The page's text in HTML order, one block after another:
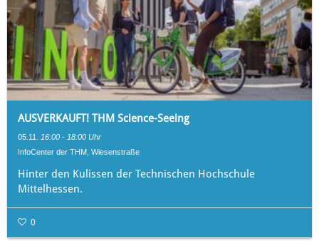
AUSVERKAUFT! THM Science-Seeing
05.11. 16:00 - 18:00 Uhr
InfoCenter der THM, Wiesenstraße
Hinter den Kulissen der Technischen Hochschule
Mittelhessen.
0